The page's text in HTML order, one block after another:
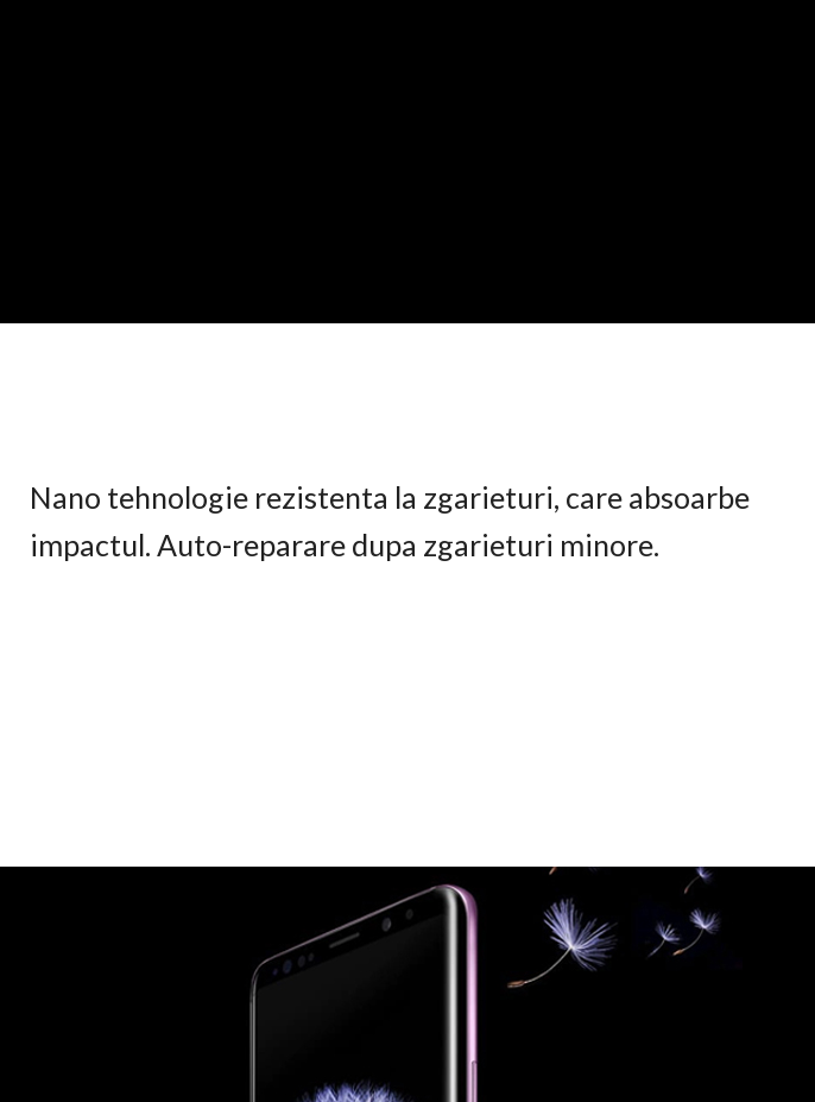
Nano tehnologie rezistenta la zgarieturi, care absoarbe
impactul. Auto-reparare dupa zgarieturi minore.